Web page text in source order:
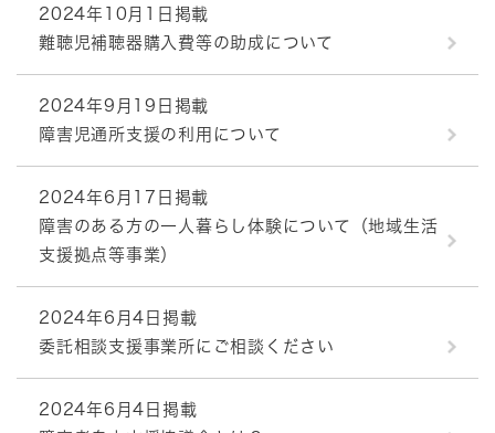
2024年10月1日掲載
難聴児補聴器購入費等の助成について
2024年9月19日掲載
障害児通所支援の利用について
2024年6月17日掲載
障害のある方の一人暮らし体験について（地域生活
支援拠点等事業）
2024年6月4日掲載
委託相談支援事業所にご相談ください
2024年6月4日掲載